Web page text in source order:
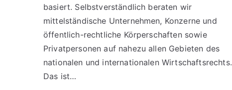
basiert. Selbstverständlich beraten wir
mittelständische Unternehmen, Konzerne und
öffentlich-rechtliche Körperschaften sowie
Privatpersonen auf nahezu allen Gebieten des
nationalen und internationalen Wirtschaftsrechts.
Das ist…